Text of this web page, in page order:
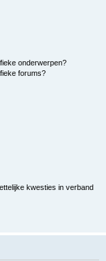
onderwerpen?
forums?
kwesties in verband